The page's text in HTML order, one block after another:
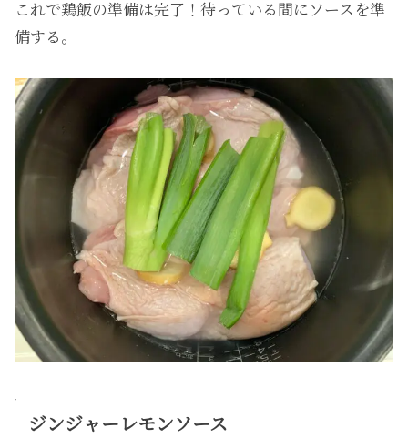
これで鶏飯の準備は完了！待っている間にソースを準
備する。
ジンジャーレモンソース